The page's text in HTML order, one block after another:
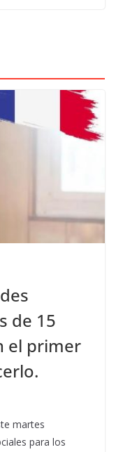
de 15
el primer
martes
para los